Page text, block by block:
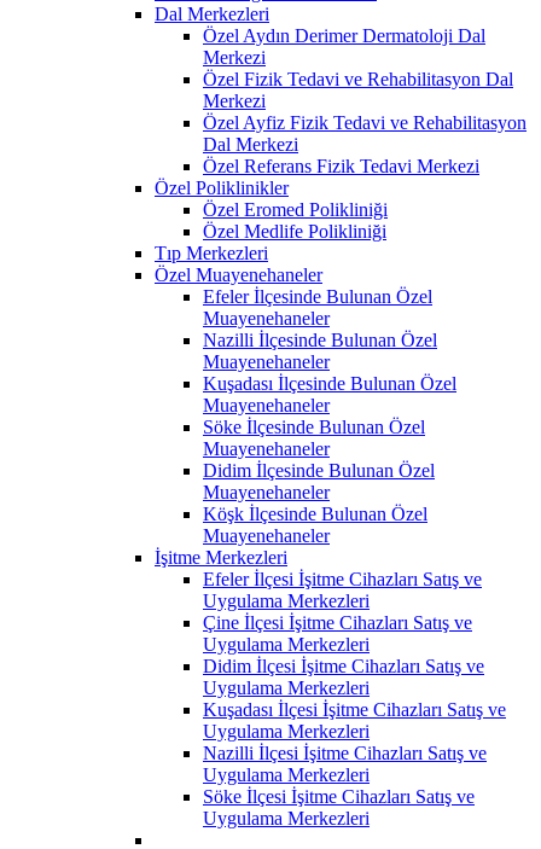
Dal Merkezleri
Özel Aydın Derimer Dermatoloji Dal
Merkezi
Özel Fizik Tedavi ve Rehabilitasyon Dal
Merkezi
Özel Ayfiz Fizik Tedavi ve Rehabilitasyon
Dal Merkezi
Özel Referans Fizik Tedavi Merkezi
Özel Poliklinikler
Özel Eromed Polikliniği
Özel Medlife Polikliniği
Tıp Merkezleri
Özel Muayenehaneler
Efeler İlçesinde Bulunan Özel
Muayenehaneler
Nazilli İlçesinde Bulunan Özel
Muayenehaneler
Kuşadası İlçesinde Bulunan Özel
Muayenehaneler
Söke İlçesinde Bulunan Özel
Muayenehaneler
Didim İlçesinde Bulunan Özel
Muayenehaneler
Köşk İlçesinde Bulunan Özel
Muayenehaneler
İşitme Merkezleri
Efeler İlçesi İşitme Cihazları Satış ve
Uygulama Merkezleri
Çine İlçesi İşitme Cihazları Satış ve
Uygulama Merkezleri
Didim İlçesi İşitme Cihazları Satış ve
Uygulama Merkezleri
Kuşadası İlçesi İşitme Cihazları Satış ve
Uygulama Merkezleri
Nazilli İlçesi İşitme Cihazları Satış ve
Uygulama Merkezleri
Söke İlçesi İşitme Cihazları Satış ve
Uygulama Merkezleri